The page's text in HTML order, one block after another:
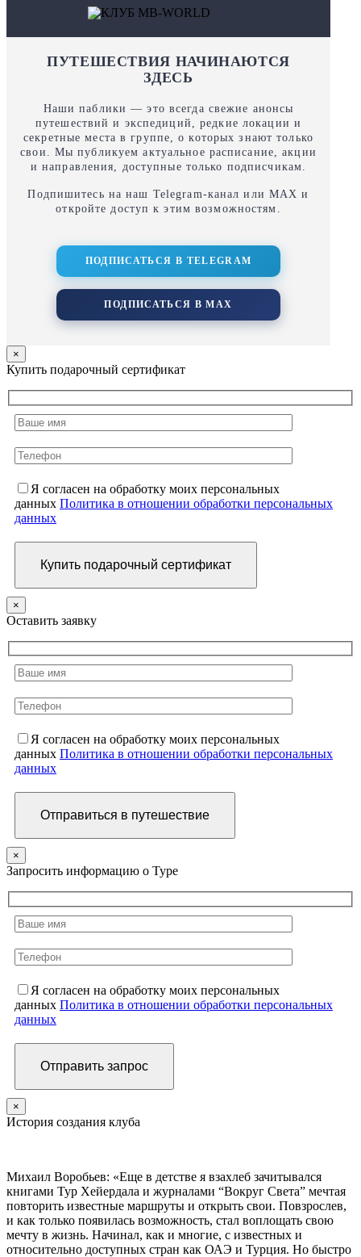
ПУТЕШЕСТВИЯ НАЧИНАЮТСЯ
ЗДЕСЬ
Наши паблики — это всегда свежие анонсы
путешествий и экспедиций, редкие локации и
секретные места в группе, о которых знают только
свои. Мы публикуем актуальное расписание, акции
и направления, доступные только подписчикам.
Подпишитесь на наш Telegram‑канал или MAX и
откройте доступ к этим возможностям.
ПОДПИСАТЬСЯ В TELEGRAM
ПОДПИСАТЬСЯ В MAX
×
Купить подарочный сертификат
Я согласен на обработку моих персональных
данных Политика в отношении обработки персональных
данных
×
Оставить заявку
Я согласен на обработку моих персональных
данных Политика в отношении обработки персональных
данных
×
Запросить информацию о Туре
Я согласен на обработку моих персональных
данных Политика в отношении обработки персональных
данных
×
История создания клуба
Михаил Воробьев: «Еще в детстве я взахлеб зачитывался
книгами Тур Хейердала и журналами “Вокруг Света” мечтая
повторить известные маршруты и открыть свои. Повзрослев,
и как только появилась возможность, стал воплощать свою
мечту в жизнь. Начинал, как и многие, с известных и
относительно доступных стран как ОАЭ и Турция. Но быстро